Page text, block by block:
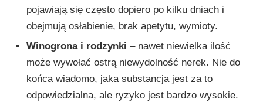
pojawiają się często dopiero po kilku dniach i
obejmują osłabienie, brak apetytu, wymioty.
Winogrona i rodzynki – nawet niewielka ilość
może wywołać ostrą niewydolność nerek. Nie do
końca wiadomo, jaka substancja jest za to
odpowiedzialna, ale ryzyko jest bardzo wysokie.